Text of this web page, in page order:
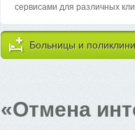
сервисами для различных
Больницы и
«Отмена